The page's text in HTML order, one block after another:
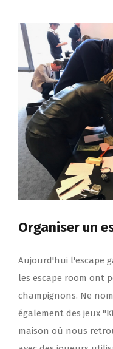
Organiser un
Aujourd'hui l'escape
les escape room ont
champignons. Ne
également des jeux
maison où nous